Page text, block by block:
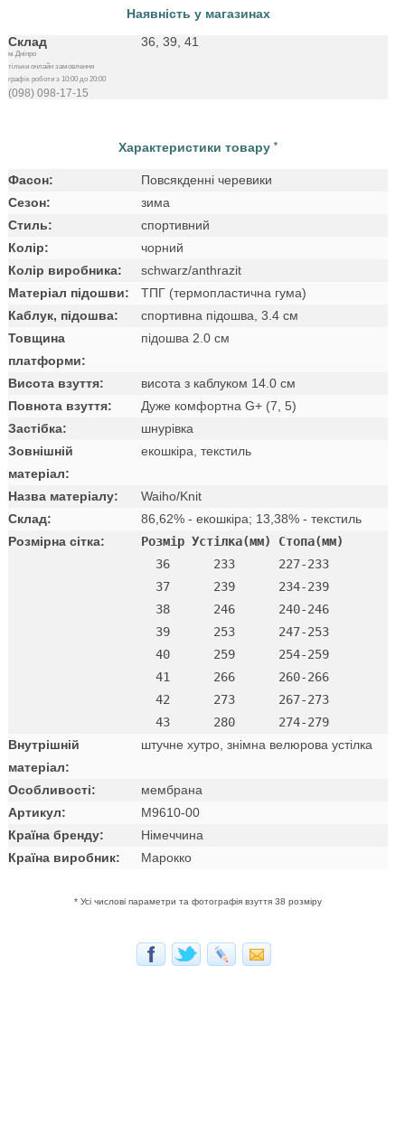
Наявність у магазинах
Склад
м.Дніпро
тільки онлайн замовлення
графік роботи з 10:00 до 20:00
(098) 098-17-15
36, 39, 41
Характеристики товару *
Фасон:
Повсякденні черевики
Сезон:
зима
Стиль:
спортивний
Колір:
чорний
Колір виробника:
schwarz/anthrazit
Матеріал підошви:
ТПГ (термопластична гума)
Каблук, підошва:
спортивна підошва, 3.4 см
Товщина
платформи:
підошва 2.0 см
Висота взуття:
висота з каблуком 14.0 см
Повнота взуття:
Дуже комфортна G+ (7, 5)
Застібка:
шнурівка
Зовнішній
матеріал:
екошкіра, текстиль
Назва матеріалу:
Waiho/Knit
Склад:
86,62% - екошкіра; 13,38% - текстиль
Розмірна сітка:
Розмір Устілка(мм) Стопа(мм)
  36      233      227-233
  37      239      234-239
  38      246      240-246
  39      253      247-253
  40      259      254-259
  41      266      260-266
  42      273      267-273
Внутрішній
матеріал:
штучне хутро, знімна велюрова устілка
Особливості:
мембрана
Артикул:
M9610-00
Країна бренду:
Німеччина
Країна виробник:
Марокко
* Усі числові параметри та фотографія взуття 38 розміру